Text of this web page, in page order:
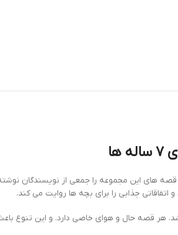
ها
اتفاقاتی جذابی را برای بچه ها روایت می کند.
هر قصه حال و هواي خاصي دارد. و اين تنوع